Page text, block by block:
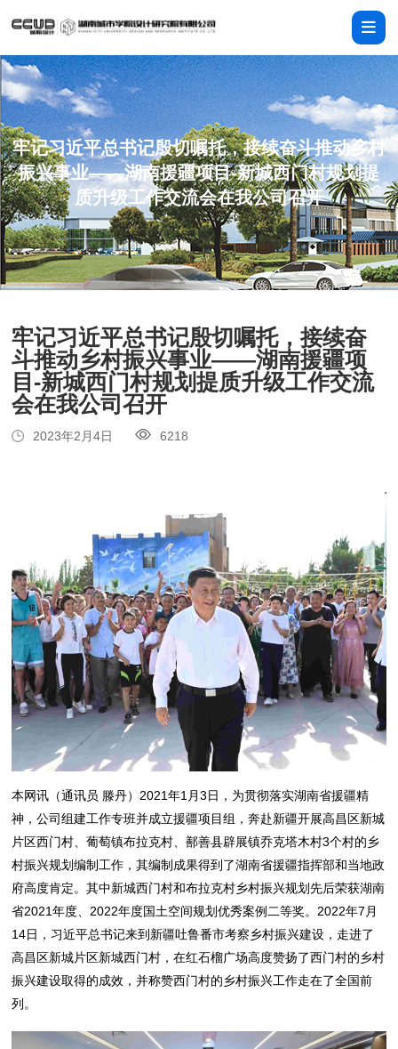
牢记习近平总书记殷切嘱托，接续奋斗推动乡村
振兴事业——湖南援疆项目-新城西门村规划提
质升级工作交流会在我公司召开
牢记习近平总书记殷切嘱托，接续奋
斗推动乡村振兴事业——湖南援疆项
目-新城西门村规划提质升级工作交流
会在我公司召开
2023年2月4日 6218
本网讯（通讯员 滕丹）2021年1月3日，为贯彻落实湖南省援疆精
神，公司组建工作专班并成立援疆项目组，奔赴新疆开展高昌区新城
片区西门村、葡萄镇布拉克村、鄯善县辟展镇乔克塔木村3个村的乡
村振兴规划编制工作，其编制成果得到了湖南省援疆指挥部和当地政
府高度肯定。其中新城西门村和布拉克村乡村振兴规划先后荣获湖南
省2021年度、2022年度国土空间规划优秀案例二等奖。2022年7月
14日，习近平总书记来到新疆吐鲁番市考察乡村振兴建设，走进了
高昌区新城片区新城西门村，在红石榴广场高度赞扬了西门村的乡村
振兴建设取得的成效，并称赞西门村的乡村振兴工作走在了全国前
列。